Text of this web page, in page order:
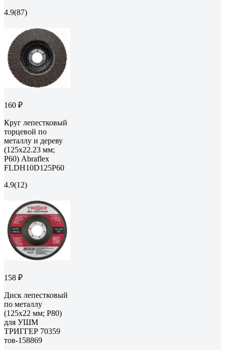
4.9(87)
160 ₽
Круг лепестковый
торцевой по
металлу и дереву
(125x22.23 мм;
P60) Abraflex
FLDH10D125P60
4.9(12)
158 ₽
Диск лепестковый
по металлу
(125х22 мм; P80)
для УШМ
ТРИГГЕР 70359
тов-158869